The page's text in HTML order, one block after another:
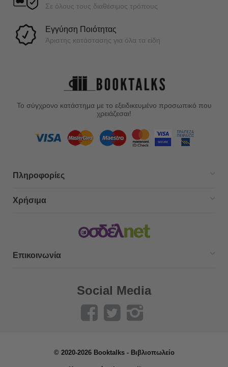
Σε όλους τους διαθέσιμος τρόπους
Εγγύηση Ποιότητας
Άριστης κατάστασης για όλα τα είδη
Το σύγχρονο κατάστημα με το εξειδικευμένο προσωπικό που
χρειάζεσαι!
Πληροφορίες
Χρήσιμα
Επικοινωνία
Social Media
© 2020-2026 Booktalks - Βιβλιοπωλείο